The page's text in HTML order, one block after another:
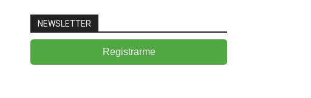
NEWSLETTER
Registrarme